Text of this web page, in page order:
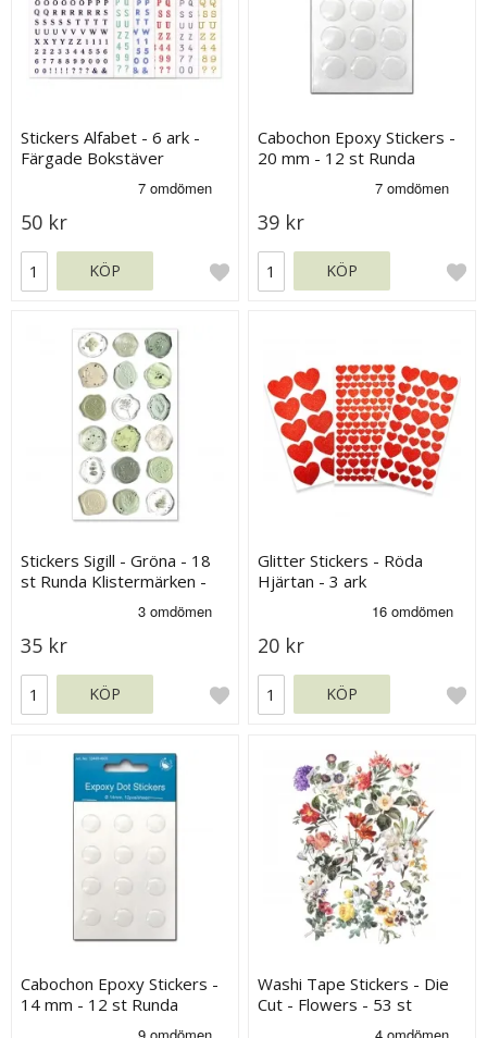
Stickers Alfabet - 6 ark -
Färgade Bokstäver
50 kr
KÖP
Cabochon Epoxy Stickers -
20 mm - 12 st Runda
39 kr
KÖP
Stickers Sigill - Gröna - 18
st Runda Klistermärken -
35 kr
KÖP
Glitter Stickers - Röda
Hjärtan - 3 ark
20 kr
KÖP
Cabochon Epoxy Stickers -
14 mm - 12 st Runda
Washi Tape Stickers - Die
Cut - Flowers - 53 st